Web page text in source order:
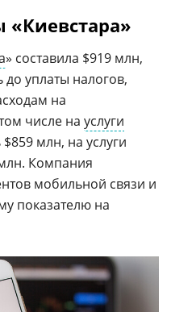
«Киевстара»
» составила $919 млн,
уплаты налогов,
на
числе на услуги
млн, на услуги
Компания
мобильной связи и
показателю на